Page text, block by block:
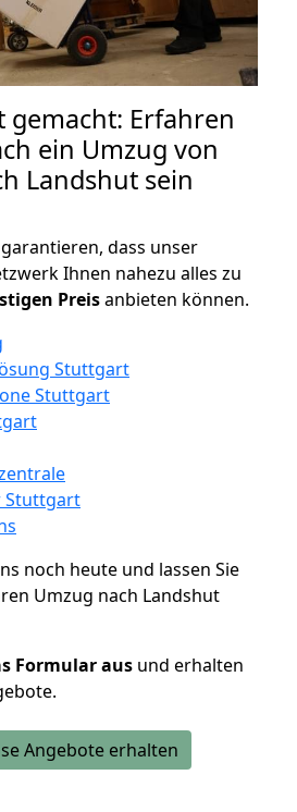
gemacht: Erfahren
ein Umzug von
Landshut sein
dass unser
Ihnen nahezu alles zu
Preisanbieten können.
Stuttgart
Stuttgart
Stuttgart
noch heute und lassen Sie
Umzug nach Landshut
Formular aus und erhalten
Angebote erhalten